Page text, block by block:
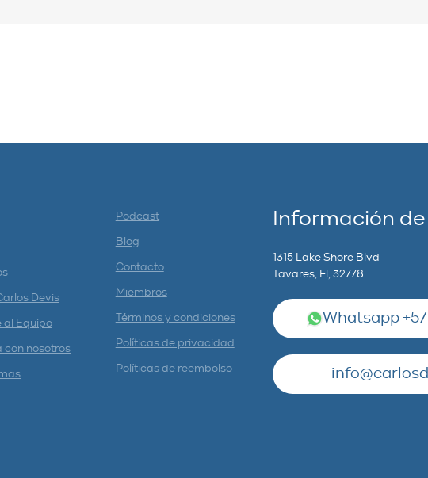
Devis
al Equipo
con nosotros
Podcast
Blog
Contacto
Miembros
Términos y condiciones
Políticas de privacidad
Políticas de reembolso
Información
1315 Lake Shore Blvd
Tavares, Fl, 32778
Whatsapp